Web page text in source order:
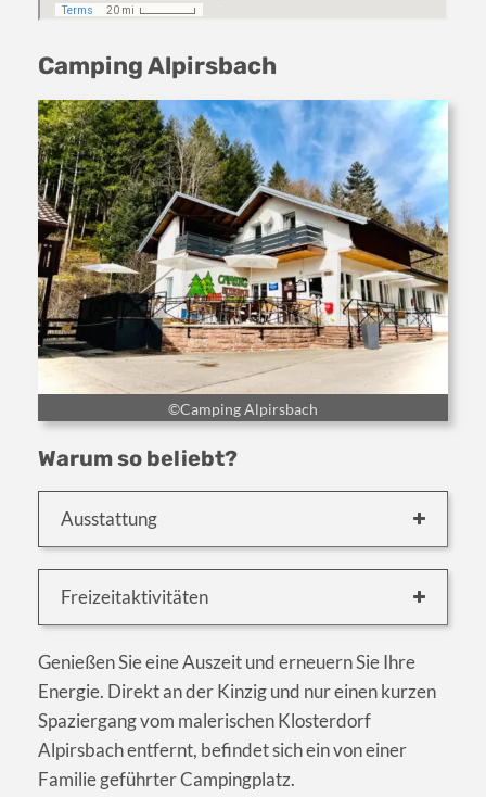
Camping Alpirsbach
©Camping Alpirsbach
Warum so beliebt?
Ausstattung
Freizeitaktivitäten
Genießen Sie eine Auszeit und erneuern Sie Ihre
Energie. Direkt an der Kinzig und nur einen kurzen
Spaziergang vom malerischen Klosterdorf
Alpirsbach entfernt, befindet sich ein von einer
Familie geführter Campingplatz.